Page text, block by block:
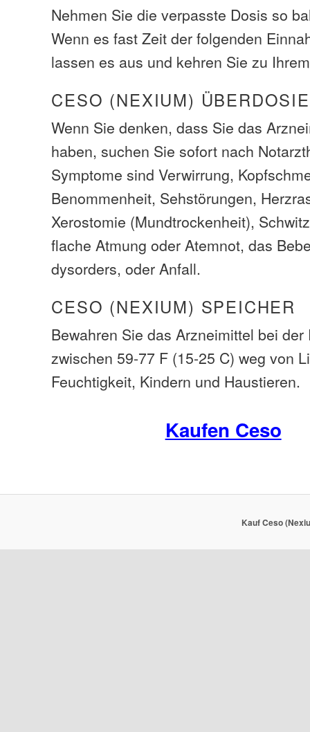
Nehmen Sie die verpasste Dosis so
Wenn es fast Zeit der folgenden
lassen es aus und kehren Sie zu
CESO (NEXIUM)
Wenn Sie denken, dass Sie das
haben, suchen Sie sofort nach
Symptome sind Verwirrung,
Benommenheit, Sehstörungen,
Xerostomie (Mundtrockenheit),
flache Atmung oder Atemnot, das
dysorders, oder Anfall.
CESO (NEXIUM) SPEICHER
Bewahren Sie das Arzneimittel bei
zwischen 59-77 F (15-25 C) weg von
Feuchtigkeit, Kindern und Haustieren.
Kaufen Ceso
Kauf Ceso